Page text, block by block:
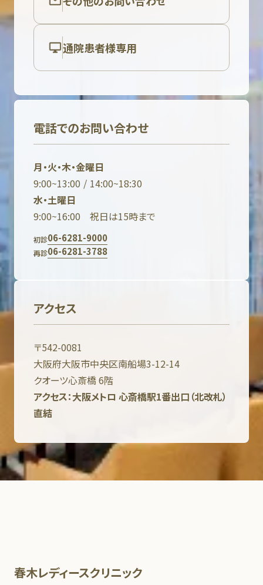
通院患者様専用
電話でのお問い合わせ
月・火・木・金曜日
9:00~13:00 / 14:00~18:30
水・土曜日
9:00~16:00 祝日は15時まで
初診06-6281-9000
再診06-6281-3788
アクセス
〒542-0081
大阪府大阪市中央区南船場3-12-14
クオーツ心斎橋 6階
アクセス：大阪メトロ 心斎橋駅1番出口（北改札）
直結
春木レディースクリニック